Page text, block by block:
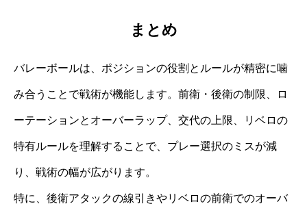
まとめ
バレーボールは、ポジションの役割とルールが精密に噛
み合うことで戦術が機能します。前衛・後衛の制限、ロ
ーテーションとオーバーラップ、交代の上限、リベロの
特有ルールを理解することで、プレー選択のミスが減
り、戦術の幅が広がります。
特に、後衛アタックの線引きやリベロの前衛でのオーバ